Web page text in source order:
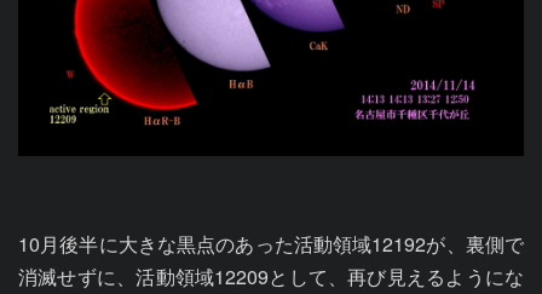
10月後半に大きな黒点のあった活動領域12192が、裏側で
消滅せずに、活動領域12209として、再び見えるようにな